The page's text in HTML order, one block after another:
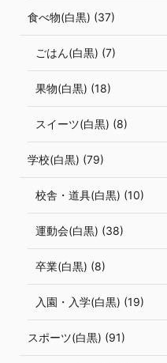
食べ物(白黒) (37)
ごはん(白黒) (7)
果物(白黒) (18)
スイーツ(白黒) (8)
学校(白黒) (79)
校舎・道具(白黒) (10)
運動会(白黒) (38)
卒業(白黒) (8)
入園・入学(白黒) (19)
スポーツ(白黒) (91)